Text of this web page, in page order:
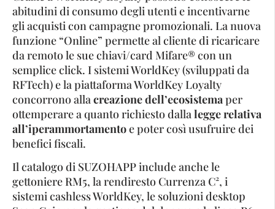
abitudini di consumo degli utenti e incentivarne
gli acquisti con campagne promozionali. La nuova
funzione “Online” permette al cliente di ricaricare
da remoto le sue chiavi/card Mifare® con un
semplice click. I sistemi WorldKey (sviluppati da
RFTech) e la piattaforma WorldKey Loyalty
concorrono alla creazione dell’ecosistema per
ottemperare a quanto richiesto dalla legge relativa
all’iperammortamentoe poter così usufruire dei
benefici fiscali.
Il catalogo di SUZOHAPP include anche le
gettoniere RM5, la rendiresto Currenza C², i
sistemi cashless WorldKey, le soluzioni desktop